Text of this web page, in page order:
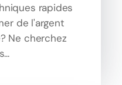
rapides
de l'argent
Ne cherchez